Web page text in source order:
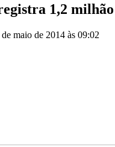
1,2
maio de 2014 às 09:02